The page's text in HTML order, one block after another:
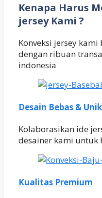
Kenapa Harus
jersey Kami ?
Konveksi jersey
dengan ribuan
indonesia
Desain Bebas & Unik
Kolaborasikan ide
desainer kami untuk
Kualitas Premium